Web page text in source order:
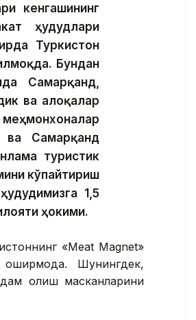
кенгашининг
ҳудудлари
Туркистон
Бундан
Самарқанд,
ва алоқалар
меҳмонхоналар
ва Самарқанд
туристик
кўпайтириш
1,5
ҳокими.
«Meat Magnet»
Шунингдек,
дам олиш масканларини